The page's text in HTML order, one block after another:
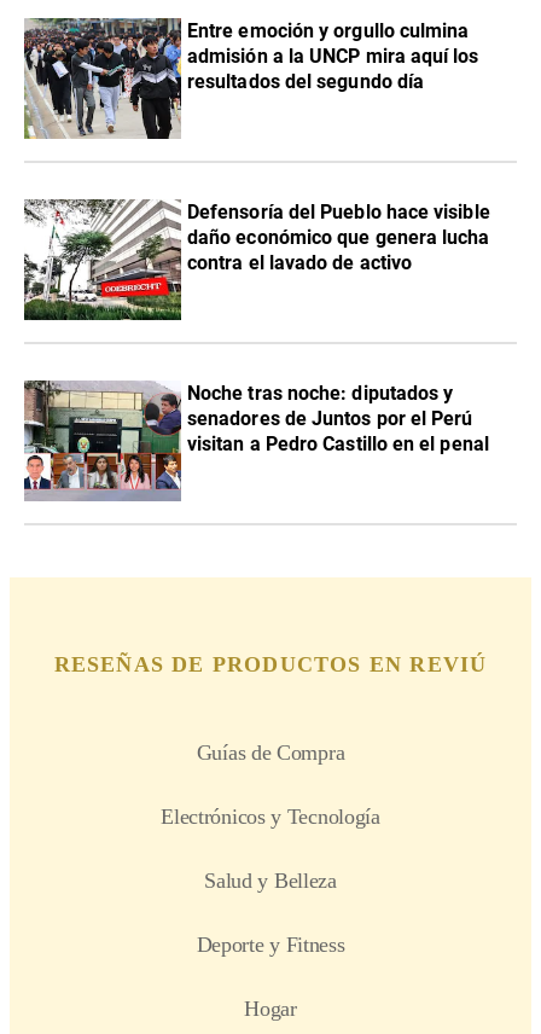
Entre emoción y orgullo culmina
admisión a la UNCP mira aquí los
resultados del segundo día
Defensoría del Pueblo hace visible
daño económico que genera lucha
contra el lavado de activo
Noche tras noche: diputados y
senadores de Juntos por el Perú
visitan a Pedro Castillo en el penal